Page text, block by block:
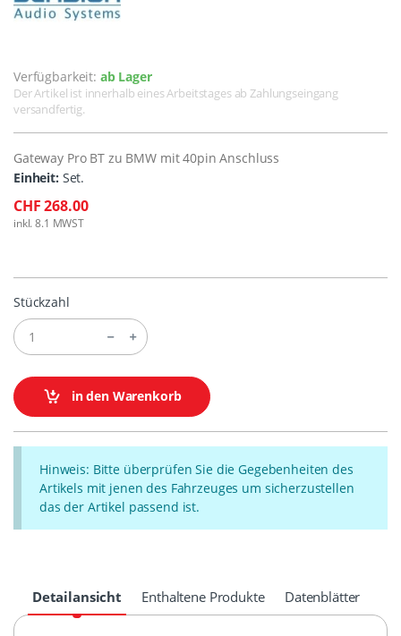
Verfügbarkeit: ab Lager
Der Artikel ist innerhalb eines Arbeitstages ab Zahlungseingang
versandfertig.
Gateway Pro BT zu BMW mit 40pin Anschluss
Einheit: Set.
CHF 268.00
inkl. 8.1 MWST
Stückzahl
in den Warenkorb
Hinweis: Bitte überprüfen Sie die Gegebenheiten des
Artikels mit jenen des Fahrzeuges um sicherzustellen
das der Artikel passend ist.
Detailansicht Enthaltene Produkte Datenblätter